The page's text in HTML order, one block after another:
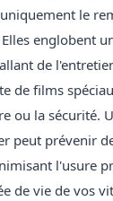
le
englobent
de
de films
ou la sécurité.
peut prévenir
l'usure
de vie de vos